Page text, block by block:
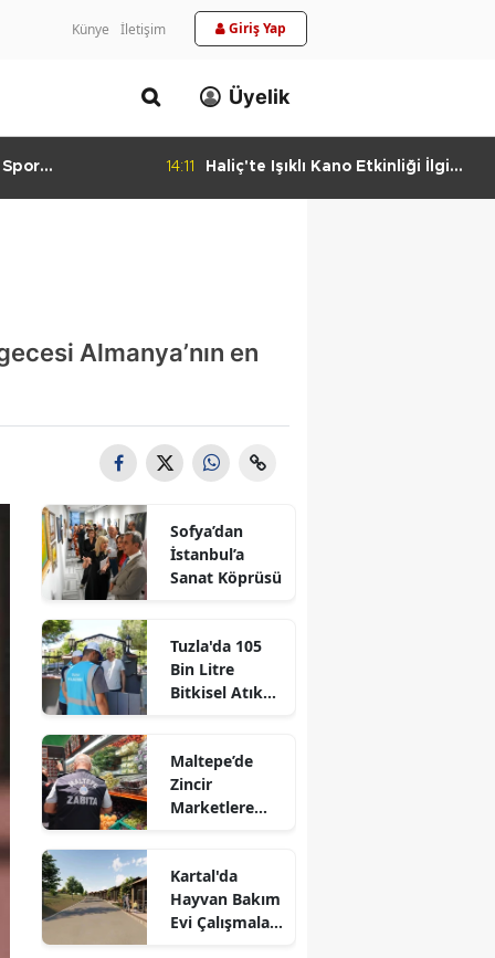
Künye İletişim Giriş Yap
Üyelik
14:11
Haliç'te Işıklı Kano Etkinliği İlgi
Almanya’nın en
Sofya’dan
İstanbul’a
Sanat Köprüsü
Tuzla'da 105
Bin Litre
Bitkisel Atık
Maltepe’de
Zincir
Marketlere
Kartal'da
Hayvan Bakım
Evi Çalışmaları